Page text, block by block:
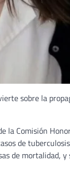
sobre la
la Comisión
de
de mortalidad, y